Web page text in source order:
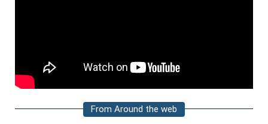
From Around the web